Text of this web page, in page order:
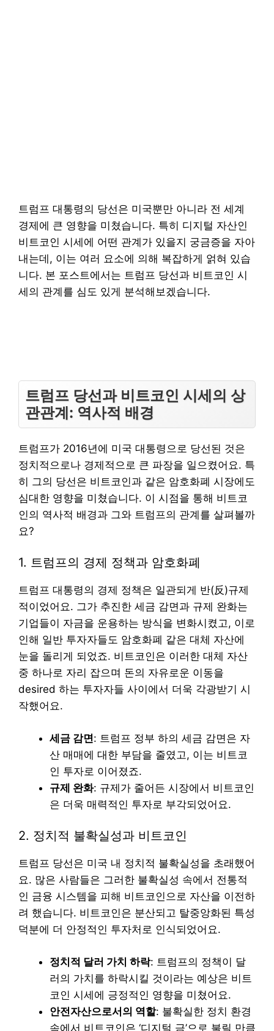
트럼프 대통령의 당선은 미국뿐만 아니라 전 세계
경제에 큰 영향을 미쳤습니다. 특히 디지털 자산인
비트코인 시세에 어떤 관계가 있을지 궁금증을 자아
내는데, 이는 여러 요소에 의해 복잡하게 얽혀 있습
니다. 본 포스트에서는 트럼프 당선과 비트코인 시
세의 관계를 심도 있게 분석해보겠습니다.
트럼프 당선과 비트코인 시세의 상
관관계: 역사적 배경
트럼프가 2016년에 미국 대통령으로 당선된 것은
정치적으로나 경제적으로 큰 파장을 일으켰어요. 특
히 그의 당선은 비트코인과 같은 암호화폐 시장에도
심대한 영향을 미쳤습니다. 이 시점을 통해 비트코
인의 역사적 배경과 그와 트럼프의 관계를 살펴볼까
요?
1. 트럼프의 경제 정책과 암호화폐
트럼프 대통령의 경제 정책은 일관되게 반(反)규제
적이었어요. 그가 추진한 세금 감면과 규제 완화는
기업들이 자금을 운용하는 방식을 변화시켰고, 이로
인해 일반 투자자들도 암호화폐 같은 대체 자산에
눈을 돌리게 되었죠. 비트코인은 이러한 대체 자산
중 하나로 자리 잡으며 돈의 자유로운 이동을
desired 하는 투자자들 사이에서 더욱 각광받기 시
작했어요.
세금 감면: 트럼프 정부 하의 세금 감면은 자
산 매매에 대한 부담을 줄였고, 이는 비트코
인 투자로 이어졌죠.
규제 완화: 규제가 줄어든 시장에서 비트코인
은 더욱 매력적인 투자로 부각되었어요.
2. 정치적 불확실성과 비트코인
트럼프 당선은 미국 내 정치적 불확실성을 초래했어
요. 많은 사람들은 그러한 불확실성 속에서 전통적
인 금융 시스템을 피해 비트코인으로 자산을 이전하
려 했습니다. 비트코인은 분산되고 탈중앙화된 특성
덕분에 더 안정적인 투자처로 인식되었어요.
정치적 달러 가치 하락: 트럼프의 정책이 달
러의 가치를 하락시킬 것이라는 예상은 비트
코인 시세에 긍정적인 영향을 미쳤어요.
안전자산으로서의 역할: 불확실한 정치 환경
속에서 비트코인은 ‘디지털 금’으로 불릴 만큼